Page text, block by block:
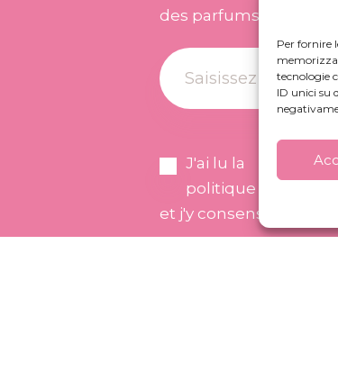
Per fornire
tecnologie
ID unici su
des parfums
J'ai lu la
politique de
et j'y consens.